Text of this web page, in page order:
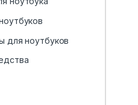
для ноутбуков